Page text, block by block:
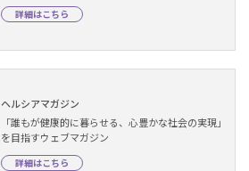
詳細はこちら
ヘルシアマガジン
「誰もが健康的に暮らせる、心豊かな社会の実現」
を目指すウェブマガジン
詳細はこちら